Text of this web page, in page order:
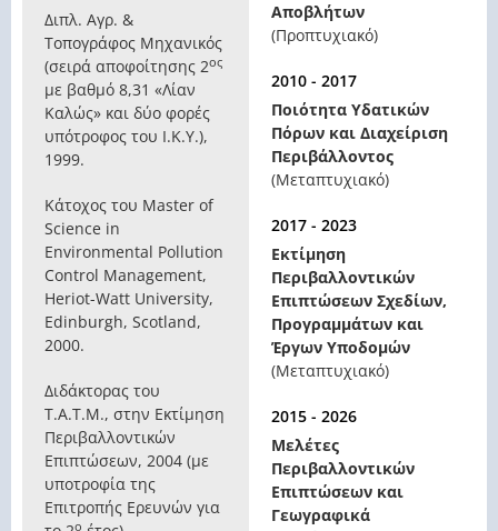
Διπλ. Αγρ. &
Τοπογράφος Μηχανικός
(σειρά αποφοίτησης 2ος
με βαθμό 8,31 «Λίαν
Καλώς» και δύο φορές
υπότροφος του Ι.Κ.Υ.),
1999.
Κάτοχος του Master of
Science in
Environmental Pollution
Control Management,
Heriot-Watt University,
Edinburgh, Scotland,
2000.
Διδάκτορας του
Τ.Α.Τ.Μ., στην Εκτίμηση
Περιβαλλοντικών
Επιπτώσεων, 2004 (με
υποτροφία της
Επιτροπής Ερευνών για
ο
Αποβλήτων
(Προπτυχιακό)
2010 - 2017
Ποιότητα Υδατικών
Πόρων και Διαχείριση
Περιβάλλοντος
(Μεταπτυχιακό)
2017 - 2023
Εκτίμηση
Περιβαλλοντικών
Επιπτώσεων Σχεδίων,
Προγραμμάτων και
Έργων Υποδομών
(Μεταπτυχιακό)
2015 - 2026
Μελέτες
Περιβαλλοντικών
Επιπτώσεων και
Γεωγραφικά